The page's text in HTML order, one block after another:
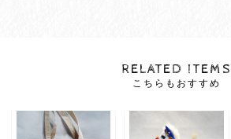
RELATED ITEMS
こちらもおすすめ